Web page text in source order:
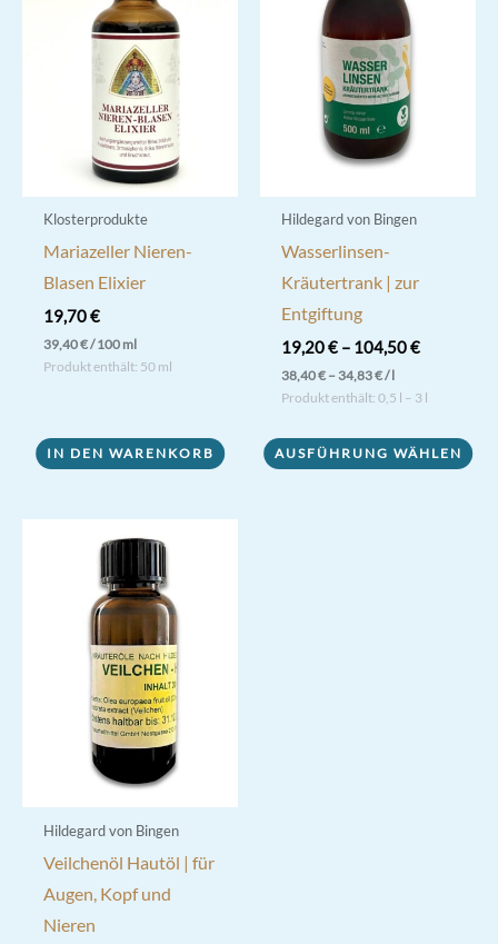
Klosterprodukte
Mariazeller Nieren-
Blasen Elixier
19,70€
39,40€/100 ml
Produkt enthält: 50 ml
IN DEN WARENKORB
Hildegard von Bingen
Wasserlinsen-
Kräutertrank | zur
Entgiftung
19,20€– 104,50€
38,40€–34,83€/l
Produkt enthält: 0,5 l – 3 l
AUSFÜHRUNG WÄHLEN
Produkt
Hildegard von Bingen
Veilchenöl Hautöl | für
Augen, Kopf und
Nieren